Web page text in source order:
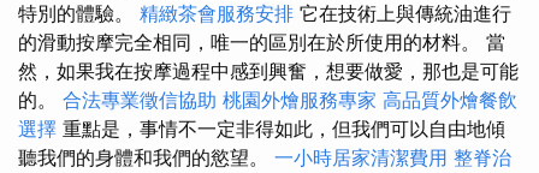
特別的體驗。 精緻茶會服務安排 它在技術上與傳統油進行
的滑動按摩完全相同，唯一的區別在於所使用的材料。 當
然，如果我在按摩過程中感到興奮，想要做愛，那也是可能
的。 合法專業徵信協助 桃園外燴服務專家 高品質外燴餐飲
選擇 重點是，事情不一定非得如此，但我們可以自由地傾
聽我們的身體和我們的慾望。 一小時居家清潔費用 整脊治